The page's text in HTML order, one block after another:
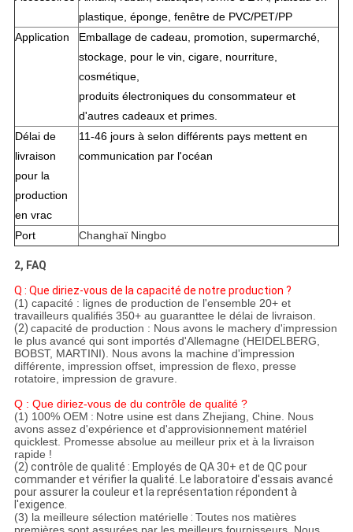
plastique, éponge, fenêtre de PVC/PET/PP
Application
Emballage de cadeau, promotion, supermarché,
stockage, pour le vin, cigare, nourriture,
cosmétique,
produits électroniques du consommateur et
d'autres cadeaux et primes.
Délai de
livraison
pour la
production
en vrac
11-46 jours à selon différents pays mettent en
communication par l'océan
Port Changhaï Ningbo
2, FAQ
Q : Que diriez-vous de la capacité de notre production ?
(1) capacité : lignes de production de l'ensemble 20+ et
travailleurs qualifiés 350+ au guaranttee le délai de livraison.
(2) capacité de production : Nous avons le machery d'impression
le plus avancé qui sont importés d'Allemagne (HEIDELBERG,
BOBST, MARTINI). Nous avons la machine d'impression
différente, impression offset, impression de flexo, presse
rotatoire, impression de gravure.
Q : Que diriez-vous de du contrôle de qualité ?
(1) 100% OEM : Notre usine est dans Zhejiang, Chine. Nous
avons assez d'expérience et d'approvisionnement matériel
quicklest. Promesse absolue au meilleur prix et à la livraison
rapide !
(2) contrôle de qualité : Employés de QA 30+ et de QC pour
commander et vérifier la qualité. Le laboratoire d'essais avancé
pour assurer la couleur et la représentation répondent à
l'exigence.
(3) la meilleure sélection matérielle : Toutes nos matières